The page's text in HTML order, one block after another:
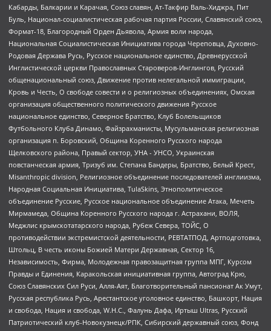
Кабарды, Балкарии и Карачая, Союз славян, Ат-Такфир Валь-Хиджра, Пит
Буль, Национал-социалистическая рабочая партия России, Славянский союз,
Формат-18, Благородный Орден Дьявола, Армия воли народа,
Национальная Социалистическая Инициатива города Череповца, Духовно-
Родовая Держава Русь, Русское национальное единство, Древнерусской
Инглистической церкви Православных Староверов-Инглингов, Русский
общенациональный союз, Движение против нелегальной иммиграции,
Кровь и Честь, О свободе совести и о религиозных объединениях, Омская
организация общественного политического движения Русское
национальное единство, Северное Братство, Клуб Болельщиков
Футбольного Клуба Динамо, Файзрахманисты, Мусульманская религиозная
организация п. Боровский, Община Коренного Русского народа
Щелковского района, Правый сектор, УНА - УНСО, Украинская
повстанческая армия, Тризуб им. Степана Бандеры, Братство, Белый Крест,
Misanthropic division, Религиозное объединение последователей инглиизма,
Народная Социальная Инициатива, TulaSkins, Этнополитическое
объединение Русские, Русское национальное объединение Атака, Мечеть
Мирмамеда, Община Коренного Русского народа г. Астрахани, ВОЛЯ,
Меджлис крымскотатарского народа, Рубеж Севера, ТОЙС, О
противодействии экстремистской деятельности, РЕВТАТПОД, Артподготовка,
Штольц, В честь иконы Божией Матери Державная, Сектор 16,
Независимость, Фирма, Молодежная правозащитная группа МПГ, Курсом
Правды и Единения, Каракольская инициативная группа, Автоград Крю,
Союз Славянских Сил Руси, Алля-Аят, Благотворительный пансионат Ак Умут,
Русская республика Русь, Арестантское уголовное единство, Башкорт, Нация
и свобода, Нация и свобода, W.H.С., Фалунь Дафа, Иртыш Ultras, Русский
Патриотический клуб-Новокузнецк/РПК, Сибирский державный союз, Фонд